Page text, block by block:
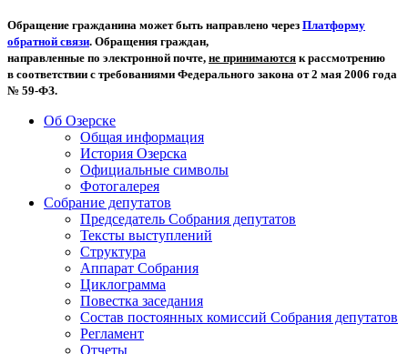
Обращение гражданина может быть направлено через Платформу
обратной связи. Обращения граждан,
направленные по электронной почте, не принимаются к рассмотрению
в соответствии с требованиями Федерального закона от 2 мая 2006 года
№ 59-ФЗ.
Об Озерске
Общая информация
История Озерска
Официальные символы
Фотогалерея
Собрание депутатов
Председатель Собрания депутатов
Тексты выступлений
Структура
Аппарат Собрания
Циклограмма
Повестка заседания
Состав постоянных комиссий Собрания депутатов
Регламент
Отчеты